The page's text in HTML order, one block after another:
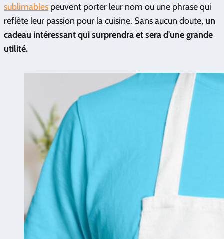
sublimables peuvent porter leur nom ou une phrase qui
reflète leur passion pour la cuisine. Sans aucun doute, un
cadeau intéressant qui surprendra et sera d'une grande
utilité.